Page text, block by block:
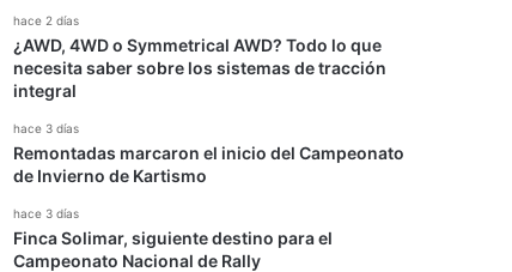
hace 2 días
¿AWD, 4WD o Symmetrical AWD? Todo lo que
necesita saber sobre los sistemas de tracción
integral
hace 3 días
Remontadas marcaron el inicio del Campeonato
de Invierno de Kartismo
hace 3 días
Finca Solimar, siguiente destino para el
Campeonato Nacional de Rally